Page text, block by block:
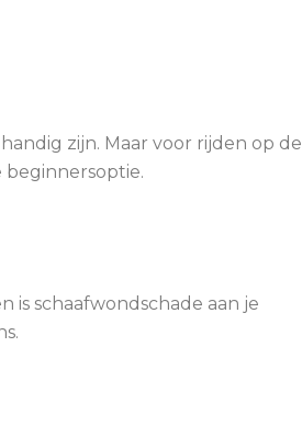
zijn. Maar voor rijden op de
beginnersoptie.
is schaafwondschade aan je